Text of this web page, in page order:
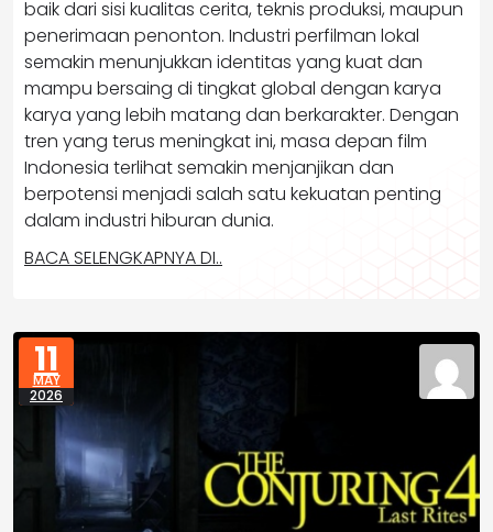
baik dari sisi kualitas cerita, teknis produksi, maupun
penerimaan penonton. Industri perfilman lokal
semakin menunjukkan identitas yang kuat dan
mampu bersaing di tingkat global dengan karya
karya yang lebih matang dan berkarakter. Dengan
tren yang terus meningkat ini, masa depan film
Indonesia terlihat semakin menjanjikan dan
berpotensi menjadi salah satu kekuatan penting
dalam industri hiburan dunia.
BACA SELENGKAPNYA DI..
11
MAY
2026